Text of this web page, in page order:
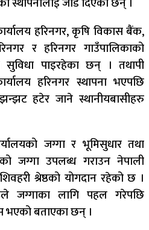
हरिनगर, कृषि विकास बैंक,
र हरिनगर गाउँपालिकाको
पाइरहेका छन् । तथापी
हरिनगर स्थापना भएपछि
हटेर जाने स्थानीयबासीहरु
जग्गा र भूमिसुधार तथा
जग्गा उपलब्ध गराउन नेपाली
श्रेष्ठको योगदान रहेको छ ।
जग्गाका लागि पहल गरेपछि
भएको बताएका छन् ।